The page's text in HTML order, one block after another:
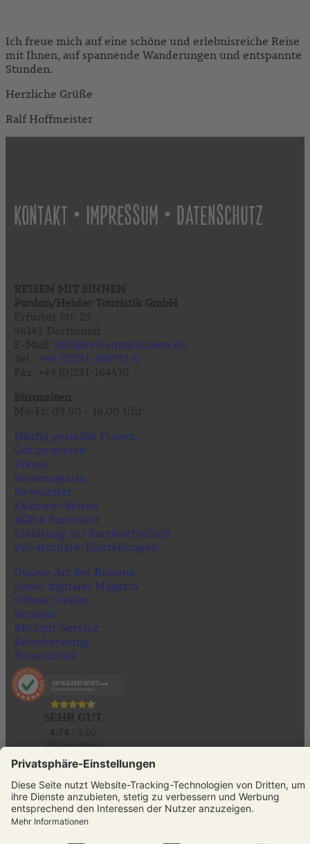
Ich freue mich auf eine schöne und erlebnisreiche Reise
mit Ihnen, auf spannende Wanderungen und entspannte
Stunden.
Herzliche Grüße
Ralf Hoffmeister
KONTAKT • IMPRESSUM • DATENSCHUTZ
info@reisenmitsinnen.de
+49 (0)231-589792-0
Häufig gestellte Fragen
Gut zu wissen
Presse
Reisemagazin
Newsletter
Exklusiv-Reisen
AGB & Formblatt
Erklärung zur Barrierefreiheit
Privatsphäre-Einstellungen
Unsere Art des Reisens
Unser digitales Magazin
Offene Stellen
Kontakt
Rückruf-Service
Reiseberatung
Reiseschutz
AUSGEZEICHNET.org
Kundenbewertungen
4.74 / 5.00
159 Bewertungen
Hinweis zu den Bewertungen
KONTAKT